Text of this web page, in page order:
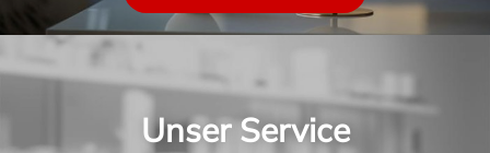
Unser Service